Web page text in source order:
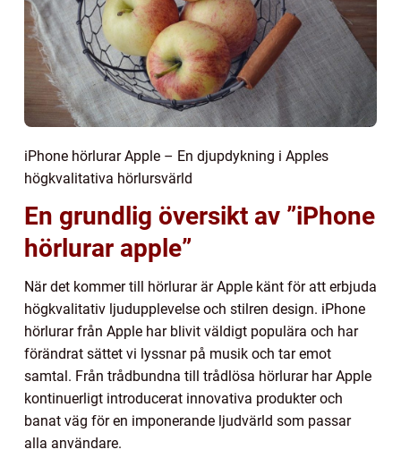
iPhone hörlurar Apple – En djupdykning i Apples
högkvalitativa hörlursvärld
En grundlig översikt av ”iPhone
hörlurar apple”
När det kommer till hörlurar är Apple känt för att erbjuda
högkvalitativ ljudupplevelse och stilren design. iPhone
hörlurar från Apple har blivit väldigt populära och har
förändrat sättet vi lyssnar på musik och tar emot
samtal. Från trådbundna till trådlösa hörlurar har Apple
kontinuerligt introducerat innovativa produkter och
banat väg för en imponerande ljudvärld som passar
alla användare.